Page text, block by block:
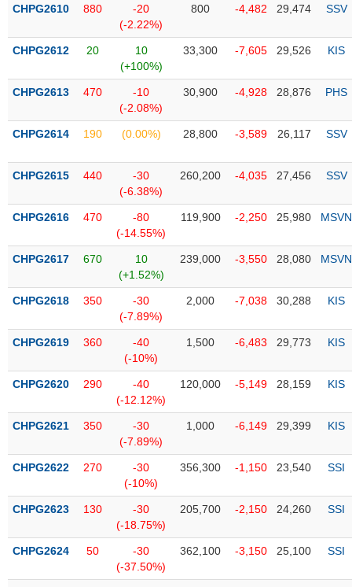
được
ký
Danh
phiếu
tiết
thuật
sơ
doanh
Tin
CHPG2610 880
-20
(-2.22%)
800 -4,482 29,474 SSV
CHPG2612 20
10
(+100%)
33,300 -7,605 29,526 KIS
CHPG2613 470
-10
(-2.08%)
30,900 -4,928 28,876 PHS
CHPG2614 190 (0.00%) 28,800 -3,589 26,117 SSV
CHPG2615 440
-30
(-6.38%)
260,200 -4,035 27,456 SSV
CHPG2616 470
-80
(-14.55%)
119,900 -2,250 25,980 MSVN
CHPG2617 670
10
(+1.52%)
239,000 -3,550 28,080 MSVN
CHPG2618 350
-30
(-7.89%)
2,000 -7,038 30,288 KIS
CHPG2619 360
-40
(-10%)
1,500 -6,483 29,773 KIS
CHPG2620 290
-40
(-12.12%)
120,000 -5,149 28,159 KIS
CHPG2621 350
-30
(-7.89%)
1,000 -6,149 29,399 KIS
CHPG2622 270
-30
(-10%)
356,300 -1,150 23,540 SSI
CHPG2623 130
-30
(-18.75%)
205,700 -2,150 24,260 SSI
CHPG2624 50
-30
(-37.50%)
362,100 -3,150 25,100 SSI
XUẤT
LIỆU
MỚI
(-)
SECTOR
NĂNG
CÔNG